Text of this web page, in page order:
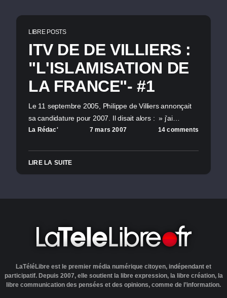
LIBRE POSTS
ITV DE DE VILLIERS :
"L'ISLAMISATION DE
LA FRANCE"- #1
Le 11 septembre 2005, Philippe de Villiers annonçait
sa candidature pour 2007. Il disait alors : » j’ai…
La Rédac' 7 mars 2007 14 comments
LIRE LA SUITE
LaTéléLibre est le premier média numérique citoyen, indépendant et
participatif. Depuis 2007, elle soutient la libre expression, la libre création, la
libre communication des pensées et des opinions, comme de l’information.